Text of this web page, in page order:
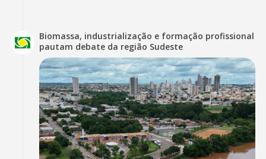
Biomassa, industrialização e formação profissional
pautam debate da região Sudeste